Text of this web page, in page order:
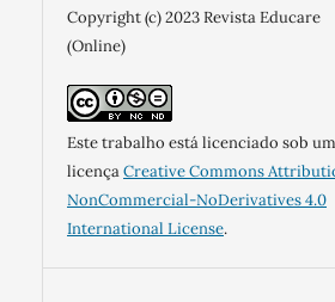
Copyright (c) 2023 Revista Educare
(Online)
Este trabalho está licenciado sob
licençaCreative Commons
NonCommercial-NoDerivatives 4.0
International License.